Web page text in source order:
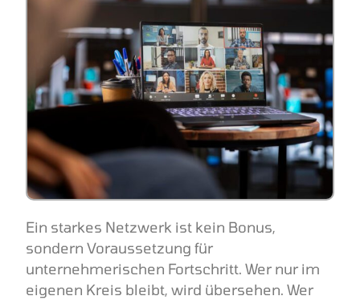
Ein starkes Netzwerk ist kein Bonus,
sondern Voraussetzung für
unternehmerischen Fortschritt. Wer nur im
eigenen Kreis bleibt, wird übersehen. Wer